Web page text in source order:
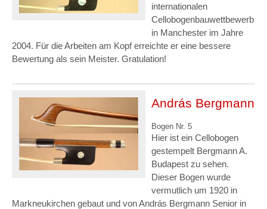
internationalen
Cellobogenbauwettbewerb
in Manchester im Jahre
2004. Für die Arbeiten am Kopf erreichte er eine bessere
Bewertung als sein Meister. Gratulation!
András Bergmann
Bogen Nr. 5
Hier ist ein Cellobogen
gestempelt Bergmann A.
Budapest zu sehen.
Dieser Bogen wurde
vermutlich um 1920 in
Markneukirchen gebaut und von András Bergmann Senior in